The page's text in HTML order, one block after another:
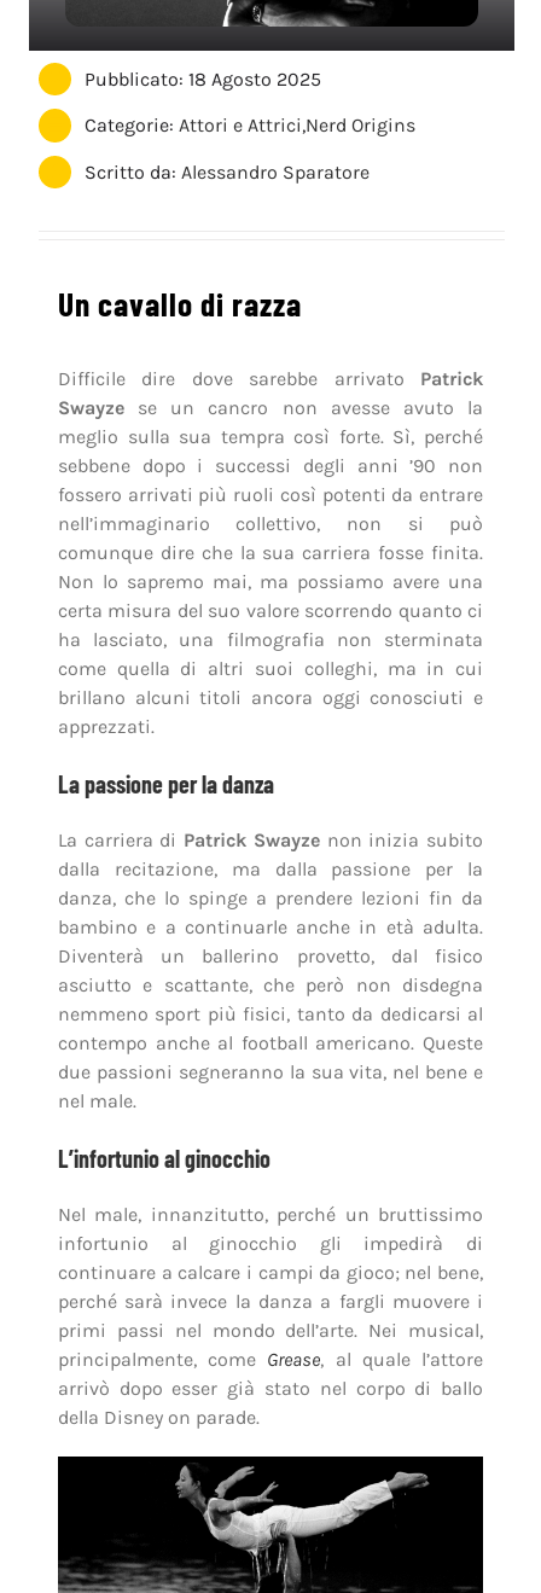
Pubblicato: 18 Agosto 2025
Categorie:Attori e Attrici,Nerd Origins
Scritto da: Alessandro Sparatore
Un cavallo di razza
Difficile dire dove sarebbe arrivato Patrick
Swayzese un cancro non avesse avuto la
meglio sulla sua tempra così forte. Sì, perché
sebbene dopo i successi degli anni ’90 non
fossero arrivati più ruoli così potenti da entrare
nell’immaginario collettivo, non si può
comunque dire che la sua carriera fosse finita.
Non lo sapremo mai, ma possiamo avere una
certa misura del suo valore scorrendo quanto ci
ha lasciato, una filmografia non sterminata
come quella di altri suoi colleghi, ma in cui
brillano alcuni titoli ancora oggi conosciuti e
apprezzati.
La passione per la danza
La carriera di Patrick Swayzenon inizia subito
dalla recitazione, ma dalla passione per la
danza, che lo spinge a prendere lezioni fin da
bambino e a continuarle anche in età adulta.
Diventerà un ballerino provetto, dal fisico
asciutto e scattante, che però non disdegna
nemmeno sport più fisici, tanto da dedicarsi al
contempo anche al football americano. Queste
due passioni segneranno la sua vita, nel bene e
nel male.
L’infortunio al ginocchio
Nel male, innanzitutto, perché un bruttissimo
infortunio al ginocchio gli impedirà di
continuare a calcare i campi da gioco; nel bene,
perché sarà invece la danza a fargli muovere i
primi passi nel mondo dell’arte. Nei musical,
principalmente, come Grease, al quale l’attore
arrivò dopo esser già stato nel corpo di ballo
della Disney on parade.